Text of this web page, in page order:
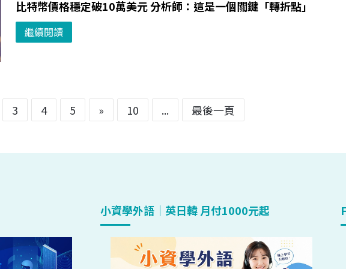
比特幣價格穩定破10萬美元 分析師：這是一個關鍵「轉折點」
繼續閱讀
3 4 5 » 10 ... 最後一頁
小資學外語｜英日韓 月付1000元起